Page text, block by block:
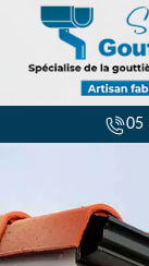
05